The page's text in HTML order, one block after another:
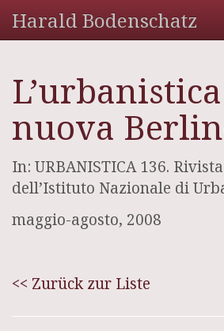
Harald Bodenschatz
nuova
In: URBANISTICA 136.
dell’Istituto Nazionale di
maggio-agosto, 2008
<< Zurück zur Liste